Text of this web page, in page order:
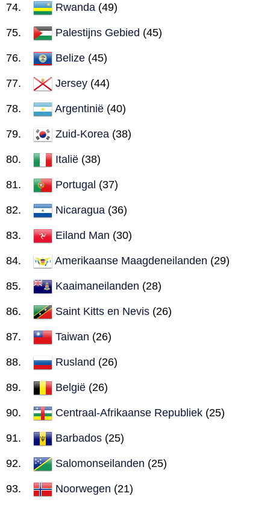
Rwanda (49)
Palestijns Gebied (45)
Belize (45)
Jersey (44)
Argentinië (40)
Zuid-Korea (38)
Italië (38)
Portugal (37)
Nicaragua (36)
Eiland Man (30)
Amerikaanse Maagdeneilanden (29)
Kaaimaneilanden (28)
Saint Kitts en Nevis (26)
Taiwan (26)
Rusland (26)
België (26)
Centraal-Afrikaanse Republiek (25)
Barbados (25)
Salomonseilanden (25)
Noorwegen (21)